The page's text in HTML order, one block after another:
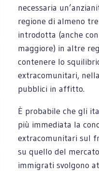
necessaria
regione di almeno
introdotta (anche
maggiore) in altre
contenere lo
extracomunitari,
pubblici in affitto.
È probabile che gli
più immediata la
extracomunitari sul
su quello del
immigrati svolgono